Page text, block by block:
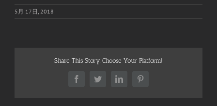
5月 17日, 2018
Share This Story, Choose Your Platform!
FacebookTwitterLinkedInPinterest